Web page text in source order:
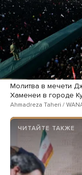
Молитва в мечети
Хаменеи в городе
Ahmadreza Taheri /
ЧИТАЙТЕ ТАКЖЕ